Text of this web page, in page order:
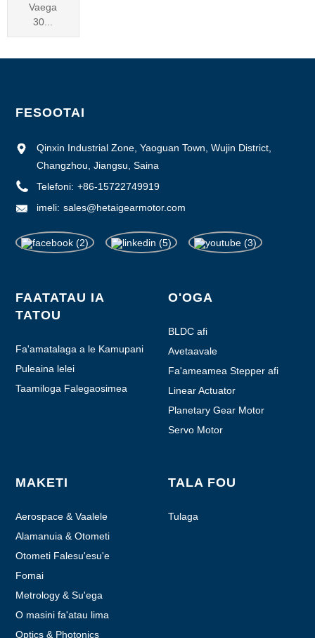
Vaega
30...
FESOOTAI
Qinxin Industrial Zone, Yaoguan Town, Wujin District,
Changzhou, Jiangsu, Saina
Telefoni: +86-15722749919
imeli: sales@hetaigearmotor.com
FAATATAU IA
TATOU
Fa'amatalaga a le Kamupani
Puleaina lelei
Taamiloga Falegaosimea
O'OGA
BLDC afi
Avetaavale
Fa'ameamea Stepper afi
Linear Actuator
Planetary Gear Motor
Servo Motor
MAKETI
Aerospace & Vaalele
Alamanuia & Otometi
Otometi Falesu'esu'e
Fomai
Metrology & Su'ega
O masini fa'atau lima
Optics & Photonics
TALA FOU
Tulaga